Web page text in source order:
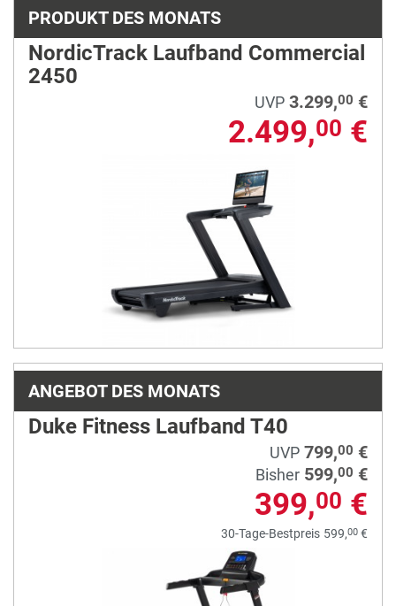
PRODUKT DES MONATS
NordicTrack Laufband Commercial
2450
UVP 3.299,00 €
2.499,00 €
ANGEBOT DES MONATS
Duke Fitness Laufband T40
UVP 799,00 €
Bisher 599,00 €
399,00 €
30-Tage-Bestpreis 599,00 €